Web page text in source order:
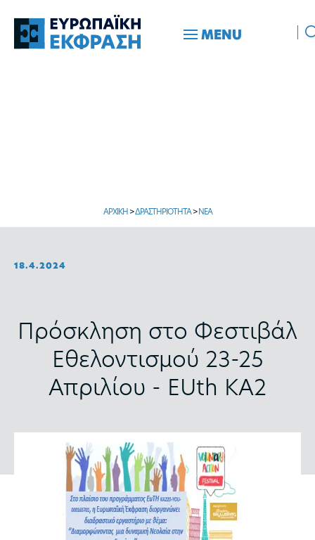
MENU
ΑΡΧΙΚΗ>ΔΡΑΣΤΗΡΙΟΤΗΤΑ>ΝΕΑ
18.4.2024
Πρόσκληση στο Φεστιβάλ
Εθελοντισμού 23-25
Απριλίου - EUth KA2